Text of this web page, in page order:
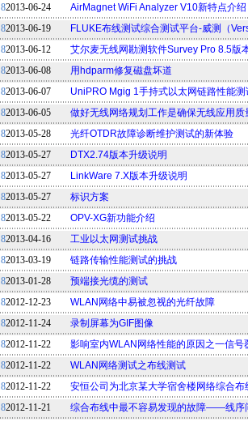
82013-06-24 AirMagnet WiFi Analyzer V10新特点介绍
82013-06-19 FLUKE布线测试综合测试平台-威测（
82013-06-12 艾尔麦无线网勘测软件Survey Pro 8.5版
82013-06-08 用hdparm修复磁盘坏道
82013-06-07 UniPRO Mgig 1手持式以太网链路性能测
82013-06-05 做好无线网络规划工作是确保无线应用质
82013-05-28 光纤OTDR故障诊断维护测试的新体验
82013-05-27 DTX2.74版本升级说明
82013-05-27 LinkWare 7.X版本升级说明
82013-05-27 标识方案
82013-05-22 OPV-XG新功能介绍
82013-04-16 工业以太网测试挑战
82013-03-19 链路传输性能测试的挑战
82013-01-28 预端接光缆的测试
82012-12-23 WLAN网络中易被忽视的光纤故障
82012-11-24 录制屏幕为GIF图像
82012-11-22 影响室内WLAN网络性能的原因之一信号
82012-11-22 WLAN网络测试之布线测试
82012-11-22 安恒公司为北京某大学宿舍楼网络综合
82012-11-21 综合布线中最不容易发现的故障——线序